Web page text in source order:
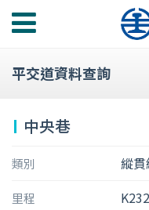
功
選
平交道資料查詢
中央巷
類別 縱貫
里程